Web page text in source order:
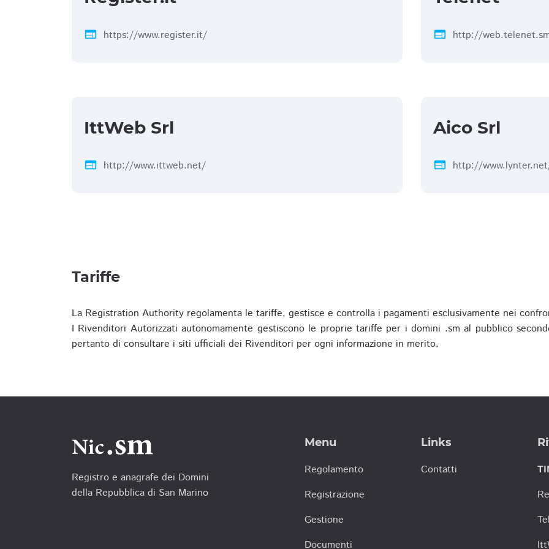
web https://www.register.it/ web http://
IttWeb Srl
web http://www.ittweb.net/
Aico Srl
web http://
Tariffe
La Registration Authority regolamenta le tariffe, gestisce e controlla i pagamenti esclusivamente nei
I Rivenditori Autorizzati autonomamente gestiscono le proprie tariffe per i domini .sm al pubblico
pertanto di consultare i siti ufficiali dei Rivenditori per ogni informazione in merito.
Registro e anagrafe dei Domini
della Repubblica di San Marino
Menu
Regolamento
Registrazione
Gestione
Documenti
Links
Contatti